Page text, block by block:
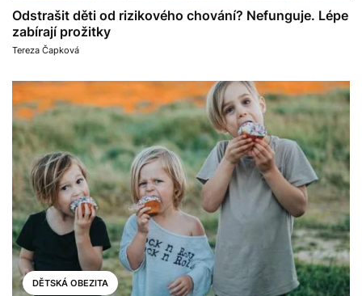
Odstrašit děti od rizikového chování? Nefunguje. Lépe
zabírají prožitky
Tereza Čapková
DĚTSKÁ OBEZITA